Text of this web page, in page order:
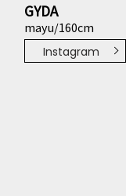
GYDA
mayu/160cm
Instagram